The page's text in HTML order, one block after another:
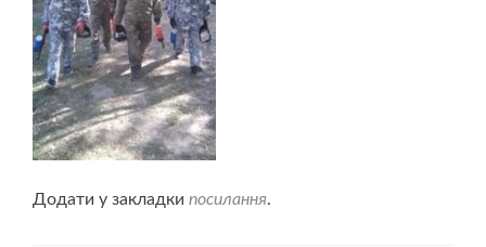
Додати у закладки посилання.